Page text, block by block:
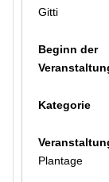
Gitti
Plantage